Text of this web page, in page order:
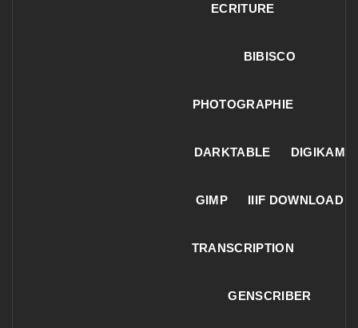
ECRITURE
BIBISCO
PHOTOGRAPHIE
DARKTABLE DIGIKAM
GIMP IIIF DOWNLOAD
TRANSCRIPTION
GENSCRIBER